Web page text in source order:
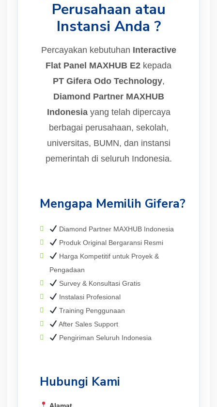
Perusahaan atau
Instansi Anda ?
Percayakan kebutuhan Interactive
Flat Panel MAXHUB E2 kepada
PT Gifera Odo Technology,
Diamond Partner MAXHUB
Indonesiayang telah dipercaya
berbagai perusahaan, sekolah,
universitas, BUMN, dan instansi
pemerintah di seluruh Indonesia.
Mengapa Memilih Gifera?
Diamond Partner MAXHUB Indonesia
Produk Original Bergaransi Resmi
Harga Kompetitif untuk Proyek &
Pengadaan
Survey & Konsultasi Gratis
Instalasi Profesional
Training Penggunaan
After Sales Support
Pengiriman Seluruh Indonesia
Hubungi Kami
Alamat